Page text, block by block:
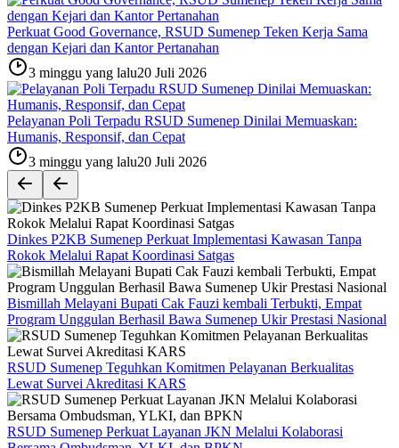
Perkuat Good Governance, RSUD Sumenep Teken Kerja Sama
dengan Kejari dan Kantor Pertanahan
3 minggu yang lalu20 Juli 2026
Pelayanan Poli Terpadu RSUD Sumenep Dinilai Memuaskan:
Humanis, Responsif, dan Cepat
3 minggu yang lalu20 Juli 2026
Dinkes P2KB Sumenep Perkuat Implementasi Kawasan Tanpa
Rokok Melalui Rapat Koordinasi Satgas
Bismillah Melayani Bupati Cak Fauzi kembali Terbukti, Empat
Program Unggulan Berhasil Bawa Sumenep Ukir Prestasi Nasional
RSUD Sumenep Teguhkan Komitmen Pelayanan Berkualitas
Lewat Survei Akreditasi KARS
RSUD Sumenep Perkuat Layanan JKN Melalui Kolaborasi